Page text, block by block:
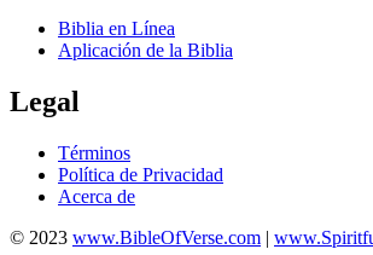
Biblia en Línea
Aplicación de la Biblia
Legal
Términos
Política de Privacidad
Acerca de
© 2023 www.BibleOfVerse.com |